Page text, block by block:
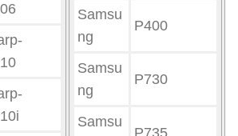
Samsu
ng
P400
Samsu
ng
P730
Samsu
P735